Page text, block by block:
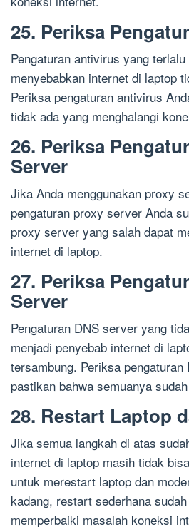
25. Periksa
Pengaturan antivirus yang
menyebabkan internet di laptop
Periksa pengaturan antivirus
tidak ada yang menghalangi
26. Periksa
Server
Jika Anda menggunakan proxy
pengaturan proxy server Anda
proxy server yang salah dapat
internet di laptop.
27. Periksa
Server
Pengaturan DNS server yang
menjadi penyebab internet di
tersambung. Periksa
pastikan bahwa semuanya
28. Restart Laptop
Jika semua langkah di atas
internet di laptop masih tidak
untuk merestart laptop dan
kadang, restart sederhana
memperbaiki masalah koneksi